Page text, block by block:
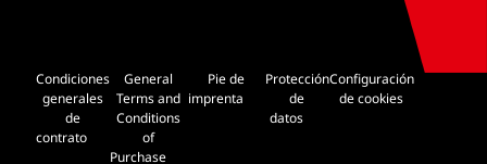
Condiciones
generales
de
contrato
General
Terms and
Conditions
of
Purchase
Pie de
imprenta
Protección
de
datos
Configuración
de cookies